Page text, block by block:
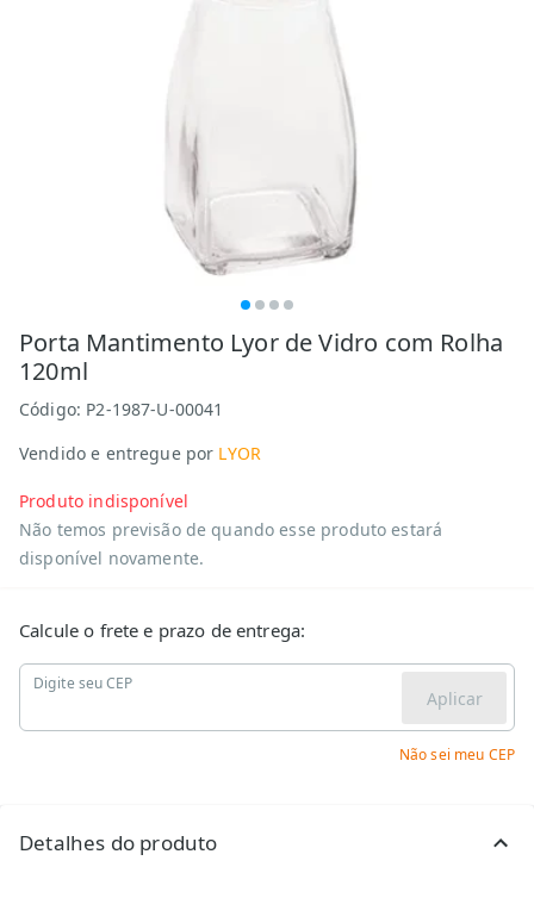
Porta Mantimento Lyor de Vidro com Rolha
120ml
Código: P2-1987-U-00041
Vendido e entregue por LYOR
Produto indisponível
Não temos previsão de quando esse produto estará
disponível novamente.
Calcule o frete e prazo de entrega:
Digite seu CEP
Aplicar
Não sei meu CEP
Detalhes do produto